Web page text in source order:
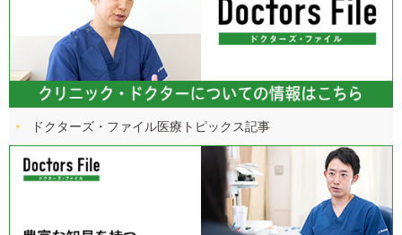
ドクターズ・ファイル医療トピックス記事